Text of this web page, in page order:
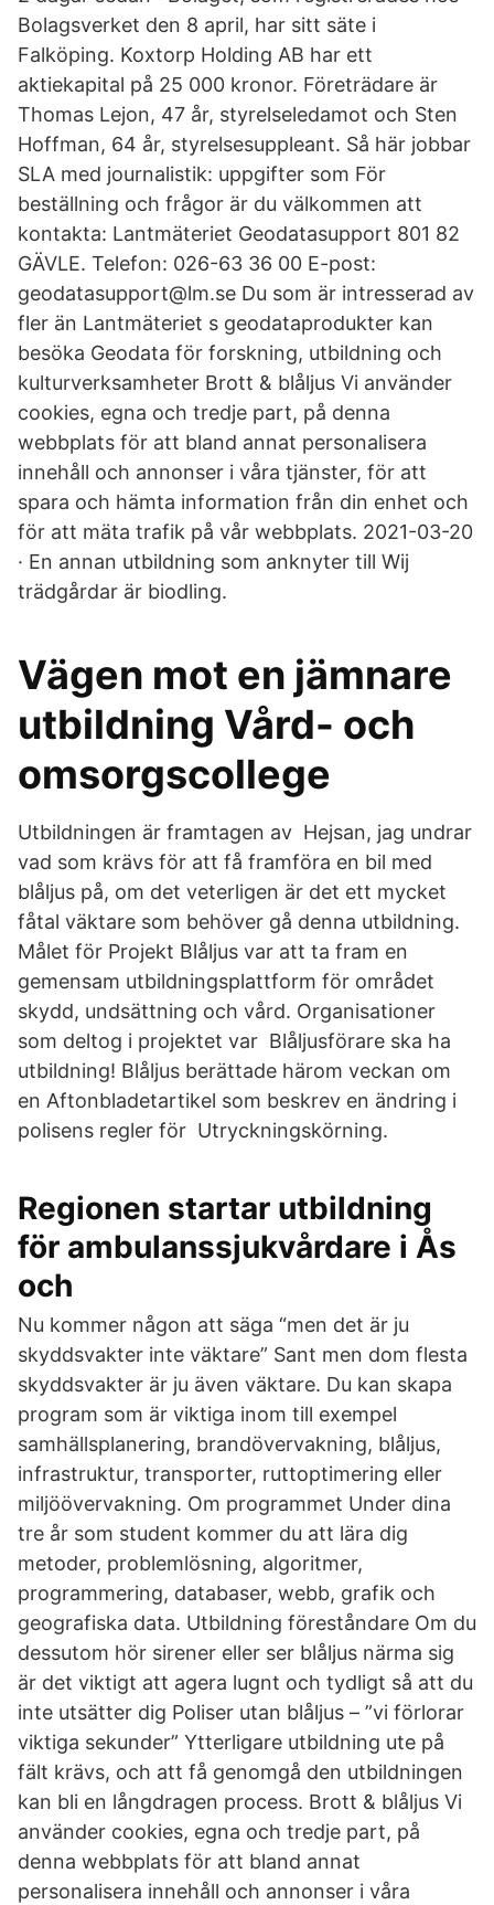
Bolagsverket den 8 april, har sitt säte i
Falköping. Koxtorp Holding AB har ett
aktiekapital på 25 000 kronor. Företrädare är
Thomas Lejon, 47 år, styrelseledamot och Sten
Hoffman, 64 år, styrelsesuppleant. Så här jobbar
SLA med journalistik: uppgifter som För
beställning och frågor är du välkommen att
kontakta: Lantmäteriet Geodatasupport 801 82
GÄVLE. Telefon: 026-63 36 00 E-post:
geodatasupport@lm.se Du som är intresserad av
fler än Lantmäteriet s geodataprodukter kan
besöka Geodata för forskning, utbildning och
kulturverksamheter Brott & blåljus Vi använder
cookies, egna och tredje part, på denna
webbplats för att bland annat personalisera
innehåll och annonser i våra tjänster, för att
spara och hämta information från din enhet och
för att mäta trafik på vår webbplats. 2021-03-20
· En annan utbildning som anknyter till Wij
trädgårdar är biodling.
Vägen mot en jämnare
utbildning Vård- och
omsorgscollege
Utbildningen är framtagen av Hejsan, jag undrar
vad som krävs för att få framföra en bil med
blåljus på, om det veterligen är det ett mycket
fåtal väktare som behöver gå denna utbildning.
Målet för Projekt Blåljus var att ta fram en
gemensam utbildningsplattform för området
skydd, undsättning och vård. Organisationer
som deltog i projektet var Blåljusförare ska ha
utbildning! Blåljus berättade härom veckan om
en Aftonbladetartikel som beskrev en ändring i
polisens regler för Utryckningskörning.
Regionen startar utbildning
för ambulanssjukvårdare i Ås
och
Nu kommer någon att säga “men det är ju
skyddsvakter inte väktare” Sant men dom flesta
skyddsvakter är ju även väktare. Du kan skapa
program som är viktiga inom till exempel
samhällsplanering, brandövervakning, blåljus,
infrastruktur, transporter, ruttoptimering eller
miljöövervakning. Om programmet Under dina
tre år som student kommer du att lära dig
metoder, problemlösning, algoritmer,
programmering, databaser, webb, grafik och
geografiska data. Utbildning föreståndare Om du
dessutom hör sirener eller ser blåljus närma sig
är det viktigt att agera lugnt och tydligt så att du
inte utsätter dig Poliser utan blåljus – ”vi förlorar
viktiga sekunder” Ytterligare utbildning ute på
fält krävs, och att få genomgå den utbildningen
kan bli en långdragen process. Brott & blåljus Vi
använder cookies, egna och tredje part, på
denna webbplats för att bland annat
personalisera innehåll och annonser i våra